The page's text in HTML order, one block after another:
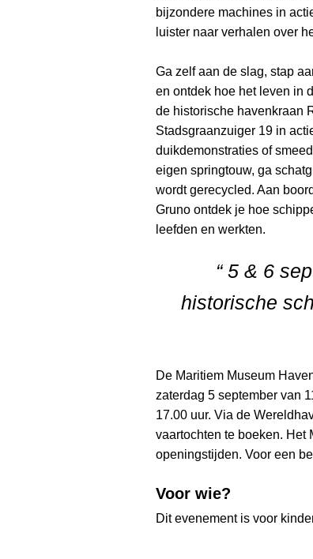
bijzondere machines in
luister naar verhalen over
Ga zelf aan de slag, stap
en ontdek hoe het leven in
de historische havenkraan
Stadsgraanzuiger 19 in
duikdemonstraties of
eigen springtouw, ga
wordt gerecycled. Aan
Gruno ontdek je hoe
leefden en werkten.
“ 5 & 6
historische
De Maritiem Museum
zaterdag 5 september van
17.00 uur. Via de
vaartochten te boeken. Het
openingstijden. Voor een
Voor wie?
Dit evenement is voor